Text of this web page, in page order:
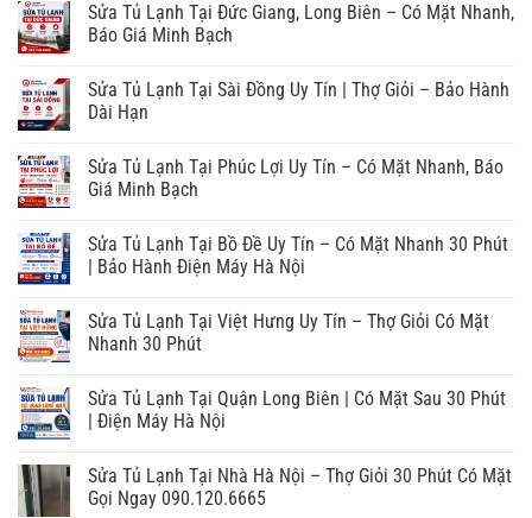
Sửa Tủ Lạnh Tại Đức Giang, Long Biên – Có Mặt Nhanh,
Báo Giá Minh Bạch
Sửa Tủ Lạnh Tại Sài Đồng Uy Tín | Thợ Giỏi – Bảo Hành
Dài Hạn
Sửa Tủ Lạnh Tại Phúc Lợi Uy Tín – Có Mặt Nhanh, Báo
Giá Minh Bạch
Sửa Tủ Lạnh Tại Bồ Đề Uy Tín – Có Mặt Nhanh 30 Phút
| Bảo Hành Điện Máy Hà Nội
Sửa Tủ Lạnh Tại Việt Hưng Uy Tín – Thợ Giỏi Có Mặt
Nhanh 30 Phút
Sửa Tủ Lạnh Tại Quận Long Biên | Có Mặt Sau 30 Phút
| Điện Máy Hà Nội
Sửa Tủ Lạnh Tại Nhà Hà Nội – Thợ Giỏi 30 Phút Có Mặt
Gọi Ngay 090.120.6665